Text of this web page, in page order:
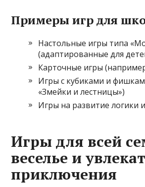
Примеры игр для
Настольные игры типа
(адаптированные для
Карточные игры
Игры с кубиками и
«Змейки и лестницы»)
Игры на развитие логики
Игры для всей
веселье и
приключения